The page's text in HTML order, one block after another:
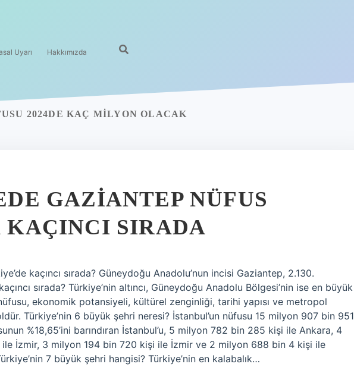
Uyarı Hakkımızda
2024DE KAÇ MILYON OLACAK
GAZIANTEP NÜFUS
SIRADA
kaçıncı sırada? Güneydoğu Anadolu’nun incisi Gaziantep, 2.130.
sırada? Türkiye’nin altıncı, Güneydoğu Anadolu Bölgesi’nin ise en büyük
ekonomik potansiyeli, kültürel zenginliği, tarihi yapısı ve metropol
Türkiye’nin 6 büyük şehri neresi? İstanbul’un nüfusu 15 milyon 907 bin 951
%18,65’ini barındıran İstanbul’u, 5 milyon 782 bin 285 kişi ile Ankara, 4
İzmir, 3 milyon 194 bin 720 kişi ile İzmir ve 2 milyon 688 bin 4 kişi ile
7 büyük şehri hangisi? Türkiye’nin en kalabalık…